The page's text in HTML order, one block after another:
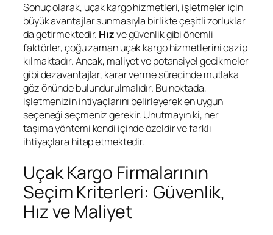
Sonuç olarak, uçak kargo hizmetleri, işletmeler için
büyük avantajlar sunmasıyla birlikte çeşitli zorluklar
da getirmektedir. Hızve güvenlik gibi önemli
faktörler, çoğu zaman uçak kargo hizmetlerini cazip
kılmaktadır. Ancak, maliyet ve potansiyel gecikmeler
gibi dezavantajlar, karar verme sürecinde mutlaka
göz önünde bulundurulmalıdır. Bu noktada,
işletmenizin ihtiyaçlarını belirleyerek en uygun
seçeneği seçmeniz gerekir. Unutmayın ki, her
taşıma yöntemi kendi içinde özeldir ve farklı
ihtiyaçlara hitap etmektedir.
Uçak Kargo Firmalarının
Seçim Kriterleri: Güvenlik,
Hız ve Maliyet